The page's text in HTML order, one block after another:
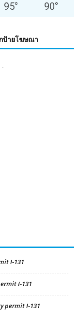
95° 90°
ป้ายโฆษณา
-
I-131
I-131
permit I-131